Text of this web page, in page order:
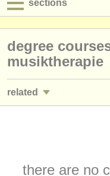
sections
jobs - aufführung
jobs - unterrichten
jobs - verwaltung
degree
musiktherapie
related
jobs - verwaltung:
there are no